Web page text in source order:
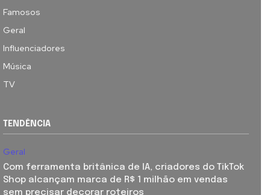
Famosos
Geral
Influenciadores
Música
TV
TENDÊNCIA
Geral
Com ferramenta britânica de IA, criadores do TikTok
Shop alcançam marca de R$ 1 milhão em vendas
sem precisar decorar roteiros